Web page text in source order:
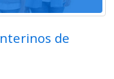
de